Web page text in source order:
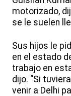
motorizado,
se le suelen
Sus hijos le
en el estado
trabajo en
dijo. “Si
venir a Delhi